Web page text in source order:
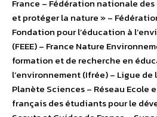
France – Fédération nationale des
et protéger la nature » –
Fondation pour l’éducation à
(FEEE) – France Nature
formation et de recherche en
l’environnement (Ifrée) – Ligue de
Planète Sciences – Réseau Ecole
français des étudiants pour le